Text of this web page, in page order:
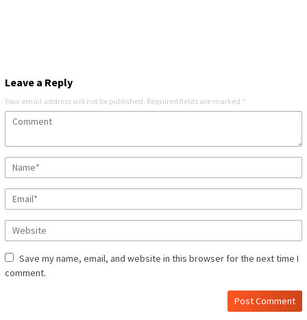
Leave a Reply
Your email address will not be published. Required fields are marked *
Save my name, email, and website in this browser for the next time I
comment.